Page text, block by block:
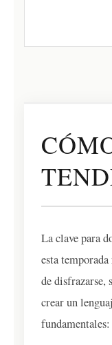
La clave para
esta
de disfrazarse,
crear un
fundamentales: